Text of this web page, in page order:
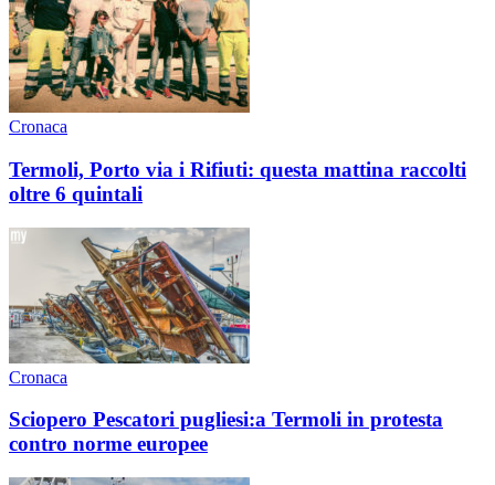
Cronaca
Termoli, Porto via i Rifiuti: questa mattina raccolti
oltre 6 quintali
Cronaca
Sciopero Pescatori pugliesi:a Termoli in protesta
contro norme europee